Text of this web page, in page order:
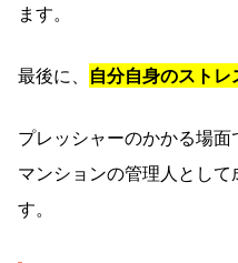
ます。
最後に、 自分自身のストレ
プレッシャーのかかる場
マンションの管理人とし
す。